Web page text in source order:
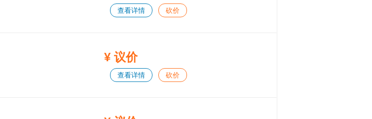
查看详情 砍价
¥ 议价
查看详情 砍价